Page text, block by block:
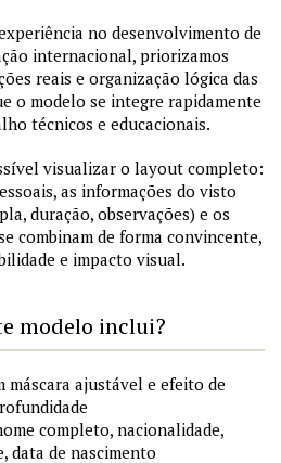
no desenvolvimento de
internacional, priorizamos
reais e organização lógica das
o modelo se integre rapidamente
técnicos e educacionais.
visualizar o layout completo:
as informações do visto
duração, observações) e os
combinam de forma convincente,
e impacto visual.
modelo inclui?
máscara ajustável e efeito de
completo, nacionalidade,
data de nascimento